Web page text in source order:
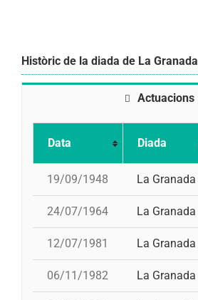
Històric de la diada de La Granada
Actuacions
Data Diada
19/09/1948 La Granada
24/07/1964 La Granada
12/07/1981 La Granada
06/11/1982 La Granada